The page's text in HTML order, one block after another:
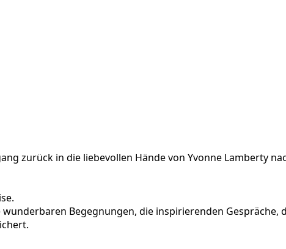
zurück in die liebevollen Hände von Yvonne Lamberty
wunderbaren Begegnungen, die inspirierenden Gespräche,